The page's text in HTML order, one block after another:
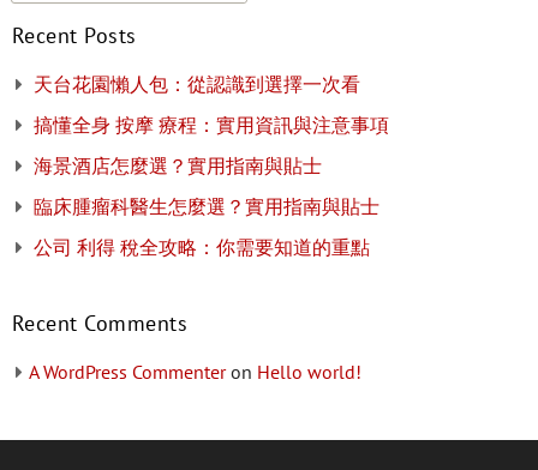
Recent Posts
天台花園懶人包：從認識到選擇一次看
搞懂全身 按摩 療程：實用資訊與注意事項
海景酒店怎麼選？實用指南與貼士
臨床腫瘤科醫生怎麼選？實用指南與貼士
公司 利得 稅全攻略：你需要知道的重點
Recent Comments
A WordPress Commenteron Hello world!